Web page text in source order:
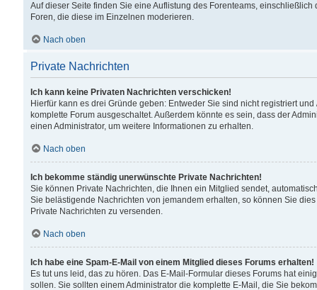
Auf dieser Seite finden Sie eine Auflistung des Forenteams,
Foren, die diese im Einzelnen moderieren.
Nach oben
Private Nachrichten
Ich kann keine Privaten Nachrichten verschicken!
Hierfür kann es drei Gründe geben: Entweder Sie sind nicht registriert
komplette Forum ausgeschaltet. Außerdem könnte es sein, dass der
einen Administrator, um weitere Informationen zu erhalten.
Nach oben
Ich bekomme ständig unerwünschte Private Nachrichten!
Sie können Private Nachrichten, die Ihnen ein Mitglied sendet,
Sie belästigende Nachrichten von jemandem erhalten, so können Sie
Private Nachrichten zu versenden.
Nach oben
Ich habe eine Spam-E-Mail von einem Mitglied dieses Forums erhalten!
Es tut uns leid, das zu hören. Das E-Mail-Formular dieses Forums hat
sollen. Sie sollten einem Administrator die komplette E-Mail, die Sie